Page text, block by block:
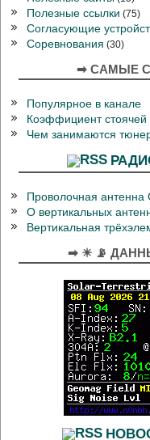
Полезные ссылки (75)
Согласующие
Соревнования (30)
➡ САМЫЕ
Популярное в канале
Коэффициент
Чем занимаются
Проволочная
О вертикальных
Вертикальная
➡ ☀ 📡